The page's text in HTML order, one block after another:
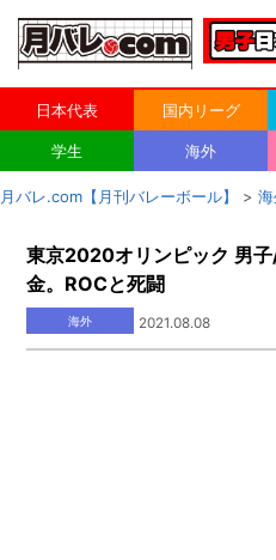
日本代表 国内リーグ
学生 海外
月バレ.com【月刊バレーボール】 >
東京2020オリンピック 男
金。ROCと死闘
海外 2021.08.08